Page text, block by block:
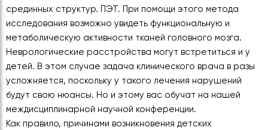
срединных структур. ПЭТ. При помощи этого метода
исследования возможно увидеть функциональную и
метаболическую активности тканей головного мозга.
Неврологические расстройства могут встретиться и у
детей. В этом случае задача клинического врача в разы
усложняется, поскольку у такого лечения нарушений
будут свою нюансы. Но и этому вас обучат на нашей
междисциплинарной научной конференции.
Как правило, причинами возникновения детских